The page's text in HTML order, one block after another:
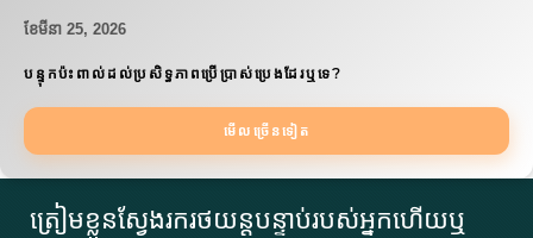
ខែ​មីនា 25, 2026
បន្ទុកប៉ះពាល់ដល់ប្រសិទ្ធភាពប្រើប្រាស់ប្រេងដែរឬទេ?
មើលច្រើនទៀត
ត្រៀមខ្លួនស្វែងរករថយន្តបន្ទាប់របស់អ្នកហើយឬ